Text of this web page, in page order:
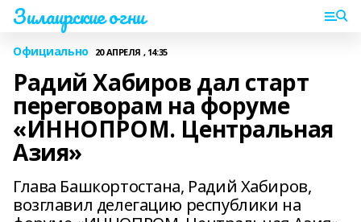
Зилаирские огни
Официально 20 АПРЕЛЯ , 14:35
Радий Хабиров дал старт
переговорам на форуме
«ИННОПРОМ. Центральная
Азия»
Глава Башкортостана, Радий Хабиров,
возглавил делегацию республики на